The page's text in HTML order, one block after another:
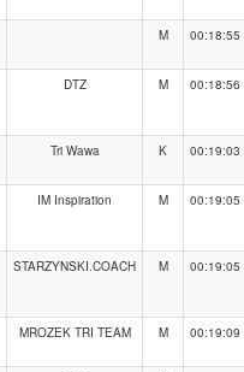
M 00:18:55
DTZ M 00:18:56
Tri Wawa K 00:19:03
IM Inspiration M 00:19:05
STARZYNSKI.COACH M 00:19:05
MROZEK TRI TEAM M 00:19:09